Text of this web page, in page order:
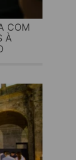
COM
À